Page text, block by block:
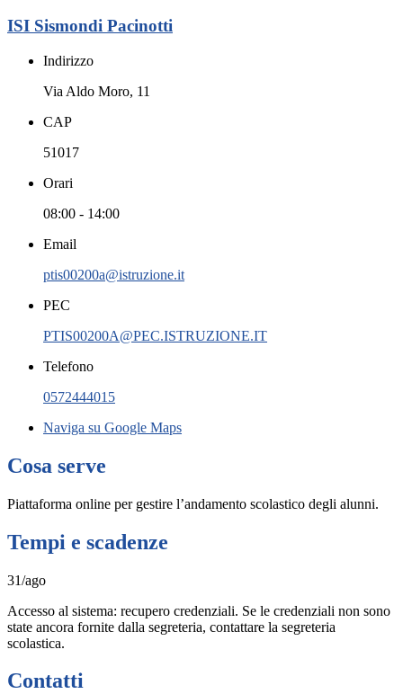
ISI Sismondi Pacinotti
Indirizzo
Via Aldo Moro, 11
CAP
51017
Orari
08:00 - 14:00
Email
ptis00200a@istruzione.it
PEC
PTIS00200A@PEC.ISTRUZIONE.IT
Telefono
0572444015
Naviga su Google Maps
Cosa serve
Piattaforma online per gestire l’andamento scolastico degli alunni.
Tempi e scadenze
31/ago
Accesso al sistema: recupero credenziali. Se le credenziali non sono
state ancora fornite dalla segreteria, contattare la segreteria
scolastica.
Contatti